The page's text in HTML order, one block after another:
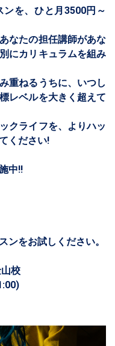
を、ひと月3500円～
なたの担任講師があな
にカリキュラムを組み
重ねるうちに、いつし
レベルを大きく超えて
クライフを、よりハッ
ください!
中!!
ンをお試しください。
校